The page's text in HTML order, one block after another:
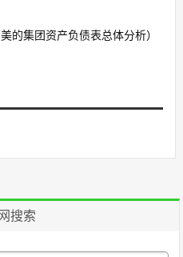
的集团资产负债表总体分析）
搜索